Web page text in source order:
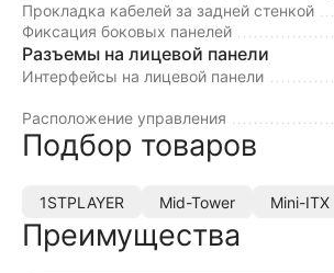
Прокладка кабелей за задней стенкой
Фиксация боковых панелей
Разъемы на лицевой панели
Интерфейсы на лицевой панели
Расположение управления
Подбор товаров
1STPLAYER Mid-Tower Mini-ITX
Преимущества